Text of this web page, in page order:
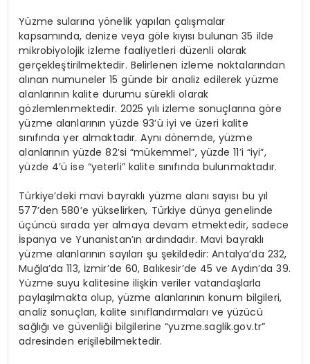
Yüzme sularına yönelik yapılan çalışmalar
kapsamında, denize veya göle kıyısı bulunan 35 ilde
mikrobiyolojik izleme faaliyetleri düzenli olarak
gerçekleştirilmektedir. Belirlenen izleme noktalarından
alınan numuneler 15 günde bir analiz edilerek yüzme
alanlarının kalite durumu sürekli olarak
gözlemlenmektedir. 2025 yılı izleme sonuçlarına göre
yüzme alanlarının yüzde 93’ü iyi ve üzeri kalite
sınıfında yer almaktadır. Aynı dönemde, yüzme
alanlarının yüzde 82’si “mükemmel”, yüzde 11’i “iyi”,
yüzde 4’ü ise “yeterli” kalite sınıfında bulunmaktadır.
Türkiye’deki mavi bayraklı yüzme alanı sayısı bu yıl
577’den 580’e yükselirken, Türkiye dünya genelinde
üçüncü sırada yer almaya devam etmektedir, sadece
İspanya ve Yunanistan’ın ardındadır. Mavi bayraklı
yüzme alanlarının sayıları şu şekildedir: Antalya’da 232,
Muğla’da 113, İzmir’de 60, Balıkesir’de 45 ve Aydın’da 39.
Yüzme suyu kalitesine ilişkin veriler vatandaşlarla
paylaşılmakta olup, yüzme alanlarının konum bilgileri,
analiz sonuçları, kalite sınıflandırmaları ve yüzücü
sağlığı ve güvenliği bilgilerine “yuzme.saglik.gov.tr”
adresinden erişilebilmektedir.